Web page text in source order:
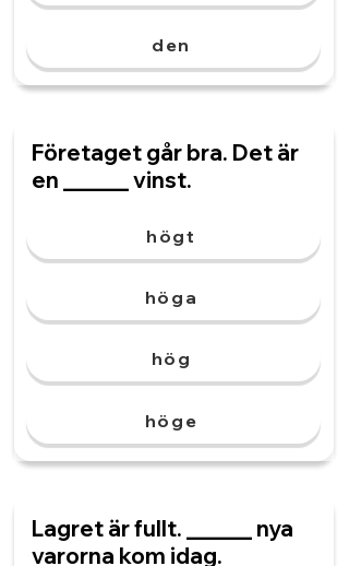
den
Företaget går bra. Det är
en ______ vinst.
högt
höga
hög
höge
Lagret är fullt. ______ nya
varorna kom idag.